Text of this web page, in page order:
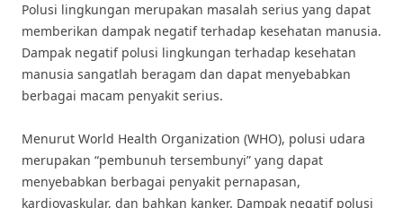
Polusi lingkungan merupakan masalah serius yang dapat
memberikan dampak negatif terhadap kesehatan manusia.
Dampak negatif polusi lingkungan terhadap kesehatan
manusia sangatlah beragam dan dapat menyebabkan
berbagai macam penyakit serius.
Menurut World Health Organization (WHO), polusi udara
merupakan “pembunuh tersembunyi” yang dapat
menyebabkan berbagai penyakit pernapasan,
kardiovaskular, dan bahkan kanker. Dampak negatif polusi